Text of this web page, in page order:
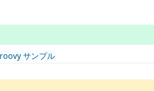
サンプル